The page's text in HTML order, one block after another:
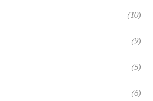
(10)
(9)
(5)
(6)